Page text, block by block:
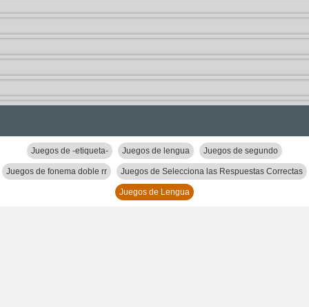
Juegos de -etiqueta- Juegos de lengua Juegos de segundo
Juegos de fonema doble rr Juegos de Selecciona las Respuestas Correctas
Juegos de Lengua